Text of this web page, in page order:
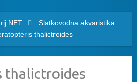
Slatkovodna akvaristika
thalictroides
thalictroides